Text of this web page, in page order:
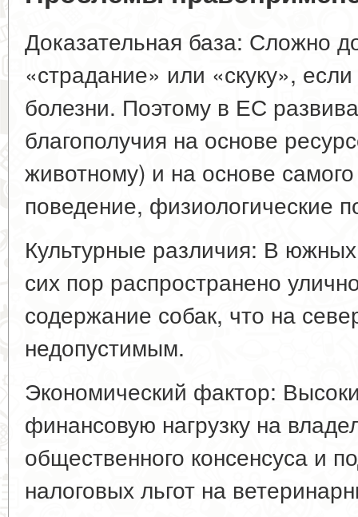
Доказательная база: Сложно
«страдание» или «скуку»,
болезни. Поэтому в ЕС
благополучия на основе
животному) и на основе
поведение, физиологические
Культурные различия: В
сих пор распространено
содержание собак, что на
недопустимым.
Экономический фактор:
финансовую нагрузку на
общественного консенсуса и
налоговых льгот на